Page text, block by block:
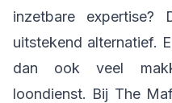
inzetbare expertise?
uitstekend alternatief.
dan ook veel
loondienst. Bij The